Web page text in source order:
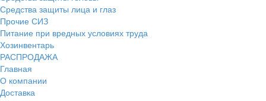
Средства защиты лица и глаз
Прочие СИЗ
Питание при вредных условиях труда
Хозинвентарь
РАСПРОДАЖА
Главная
О компании
Доставка